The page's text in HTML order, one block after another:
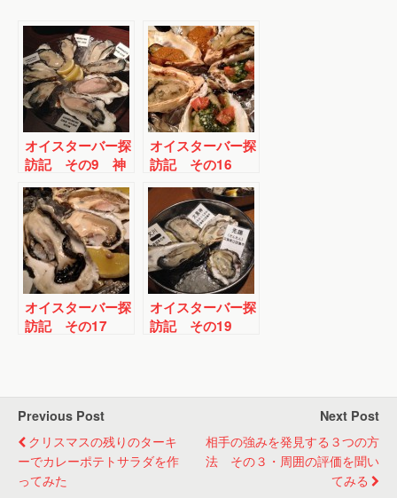
オイスターバー探
訪記 その9 神
楽坂
オイスターバー探
訪記 その16
新宿三丁目
オイスターバー探
訪記 その17
オイスターバー探
訪記 その19
Previous Post
クリスマスの残りのターキ
ーでカレーポテトサラダを作
ってみた
Next Post
相手の強みを発見する３つの方
法 その３・周囲の評価を聞い
てみる